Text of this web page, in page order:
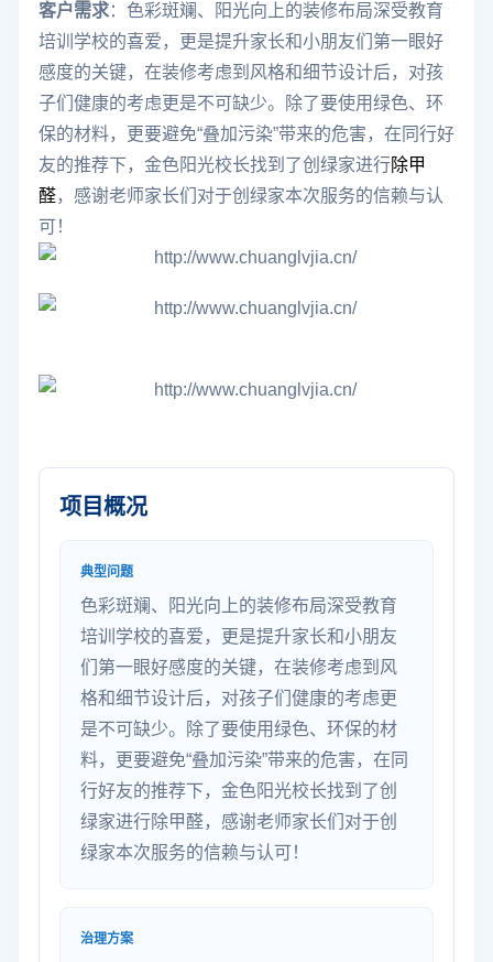
客户需求：色彩斑斓、阳光向上的装修布局深受教育
培训学校的喜爱，更是提升家长和小朋友们第一眼好
感度的关键，在装修考虑到风格和细节设计后，对孩
子们健康的考虑更是不可缺少。除了要使用绿色、环
保的材料，更要避免“叠加污染”带来的危害，在同行好
友的推荐下，金色阳光校长找到了创绿家进行除甲
醛，感谢老师家长们对于创绿家本次服务的信赖与认
可！
项目概况
典型问题
色彩斑斓、阳光向上的装修布局深受教育
培训学校的喜爱，更是提升家长和小朋友
们第一眼好感度的关键，在装修考虑到风
格和细节设计后，对孩子们健康的考虑更
是不可缺少。除了要使用绿色、环保的材
料，更要避免“叠加污染”带来的危害，在同
行好友的推荐下，金色阳光校长找到了创
绿家进行除甲醛，感谢老师家长们对于创
绿家本次服务的信赖与认可！
治理方案